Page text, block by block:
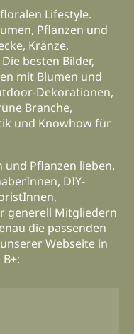
Lifestyle.
Pflanzen und
Kränze,
besten Bilder,
mit Blumen und
Dekorationen,
Branche,
und Knowhow für
Pflanzen lieben.
DIY-
generell Mitgliedern
die passenden
Webseite in